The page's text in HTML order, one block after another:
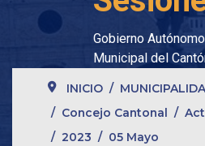
Gobierno
Municipal del
INICIO
Concejo Cantonal
2023
05 Mayo